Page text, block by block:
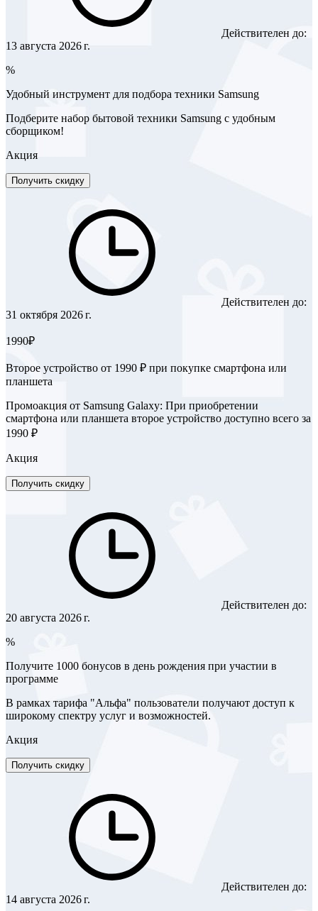
Действителен до:
13 августа 2026 г.
%
Удобный инструмент для подбора техники Samsung
Подберите набор бытовой техники Samsung с удобным
сборщиком!
Акция
Получить скидку
Действителен до:
31 октября 2026 г.
1990₽
Второе устройство от 1990 ₽ при покупке смартфона или
планшета
Промоакция от Samsung Galaxy: При приобретении
смартфона или планшета второе устройство доступно всего за
1990 ₽
Акция
Получить скидку
Действителен до:
20 августа 2026 г.
%
Получите 1000 бонусов в день рождения при участии в
программе
В рамках тарифа "Альфа" пользователи получают доступ к
широкому спектру услуг и возможностей.
Акция
Получить скидку
Действителен до:
14 августа 2026 г.